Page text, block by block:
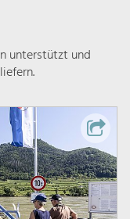
unterstützt und